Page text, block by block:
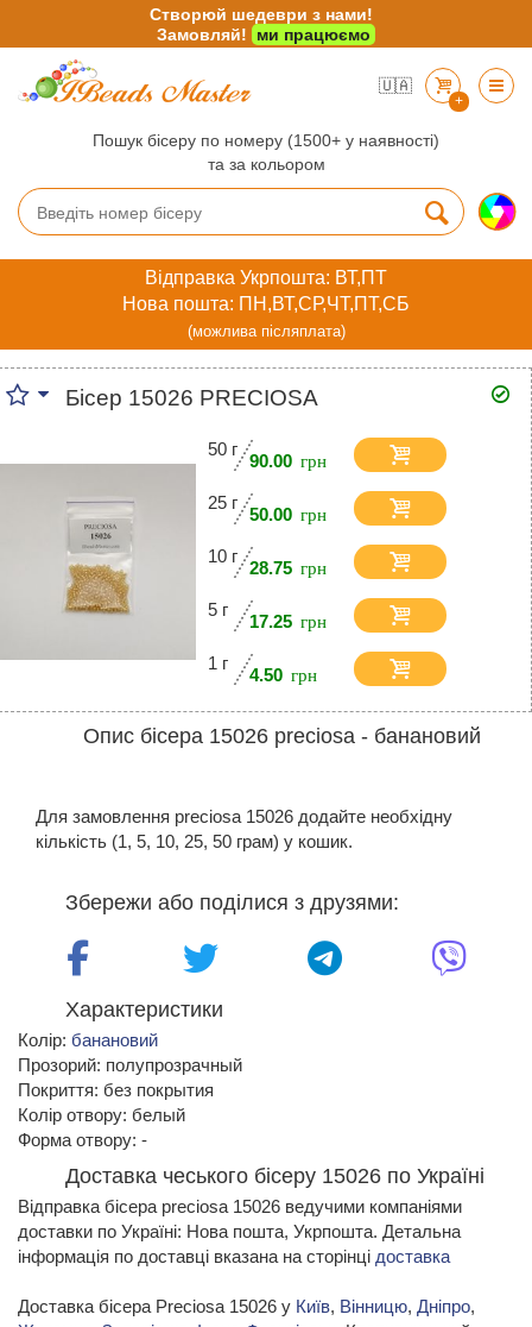
🇺🇦
+
Пошук бісеру по номеру (1500+ у наявності)
та за кольором
Відправка Укрпошта: ВТ,ПТ
Нова пошта: ПН,ВТ,СР,ЧТ,ПТ,СБ
(можлива післяплата)
Бісер 15026 PRECIOSA
50 г
90.00
25 г
50.00
10 г
28.75
5 г
17.25
1 г
4.50
Опис бісера 15026 preciosa - банановий
Для замовлення preciosa 15026 додайте необхідну
кількість (1, 5, 10, 25, 50 грам) у кошик.
Збережи або поділися з друзями:
Характеристики
Колір: банановий
Прозорий: полупрозрачный
Покриття: без покрытия
Колір отвору: белый
Форма отвору: -
Доставка чеського бісеру 15026 по Україні
Відправка бісера preciosa 15026 ведучими компаніями
доставки по Україні: Нова пошта, Укрпошта. Детальна
інформація по доставці вказана на сторінці доставка
Доставка бісера Preciosa 15026 у Київ, Вінницю, Дніпро,
Створюй шедеври з нами!
Замовляй!
ми працюємо